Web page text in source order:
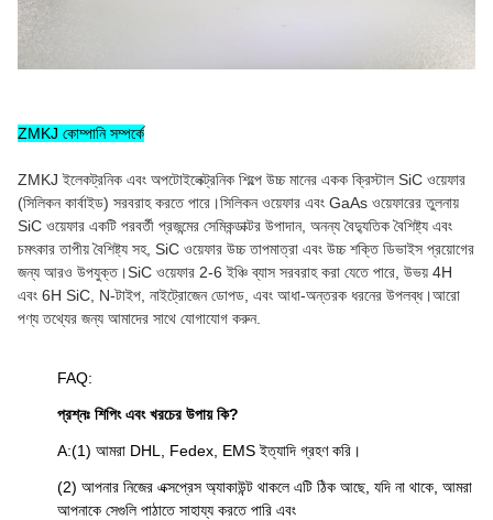
ZMKJ কোম্পানি সম্পর্কে
ZMKJ ইলেকট্রনিক এবং অপটোইলেক্ট্রনিক শিল্পে উচ্চ মানের একক ক্রিস্টাল SiC ওয়েফার
(সিলিকন কার্বাইড) সরবরাহ করতে পারে।সিলিকন ওয়েফার এবং GaAs ওয়েফারের তুলনায়
SiC ওয়েফার একটি পরবর্তী প্রজন্মের সেমিকন্ডাক্টর উপাদান, অনন্য বৈদ্যুতিক বৈশিষ্ট্য এবং
চমৎকার তাপীয় বৈশিষ্ট্য সহ, SiC ওয়েফার উচ্চ তাপমাত্রা এবং উচ্চ শক্তি ডিভাইস প্রয়োগের
জন্য আরও উপযুক্ত।SiC ওয়েফার 2-6 ইঞ্চি ব্যাস সরবরাহ করা যেতে পারে, উভয় 4H
এবং 6H SiC, N-টাইপ, নাইট্রোজেন ডোপড, এবং আধা-অন্তরক ধরনের উপলব্ধ।আরো
পণ্য তথ্যের জন্য আমাদের সাথে যোগাযোগ করুন.
FAQ:
প্রশ্নঃ শিপিং এবং খরচের উপায় কি?
A:(1) আমরা DHL, Fedex, EMS ইত্যাদি গ্রহণ করি।
(2) আপনার নিজের এক্সপ্রেস অ্যাকাউন্ট থাকলে এটি ঠিক আছে, যদি না থাকে, আমরা
আপনাকে সেগুলি পাঠাতে সাহায্য করতে পারি এবং